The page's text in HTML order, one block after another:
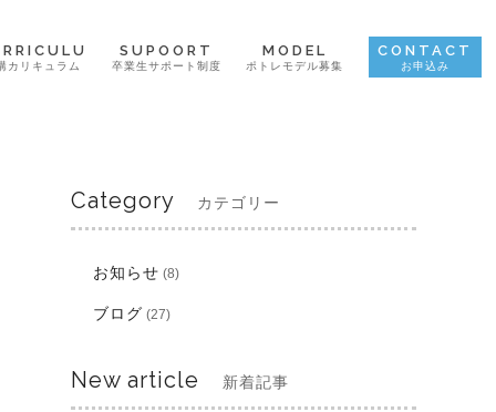
カリキュラム
SUPOORT
卒業生サポート制度
MODEL
ポトレモデル募集
CONTACT
お申込み
Category カテゴリー
お知らせ (8)
ブログ (27)
New article 新着記事